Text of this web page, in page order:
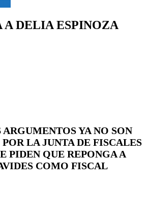
A DELIA ESPINOZA
ARGUMENTOS YA NO SON
LA JUNTA DE FISCALES
PIDEN QUE REPONGA A
COMO FISCAL